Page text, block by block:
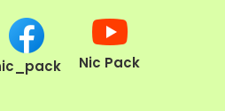
Nic Pack